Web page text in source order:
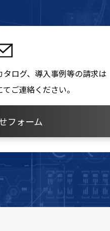
ログ、導入事例等の請求は
ご連絡ください。
フォーム